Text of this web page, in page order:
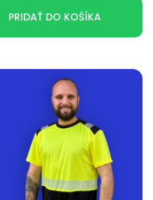
PRIDAŤ DO KOŠÍKA